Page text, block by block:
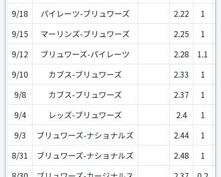
9/18
パイレーツ-ブリュワーズ 2.22 1
9/15
マーリンズ-ブリュワーズ 2.25 1
9/12
ブリュワーズ-パイレーツ 2.28 1.1
9/10
カブス-ブリュワーズ 2.33 1
9/8
カブス-ブリュワーズ 2.37 1
9/4
レッズ-ブリュワーズ 2.4 1
9/3
ブリュワーズ-ナショナルズ 2.44 1
8/31
ブリュワーズ-ナショナルズ 2.48 1